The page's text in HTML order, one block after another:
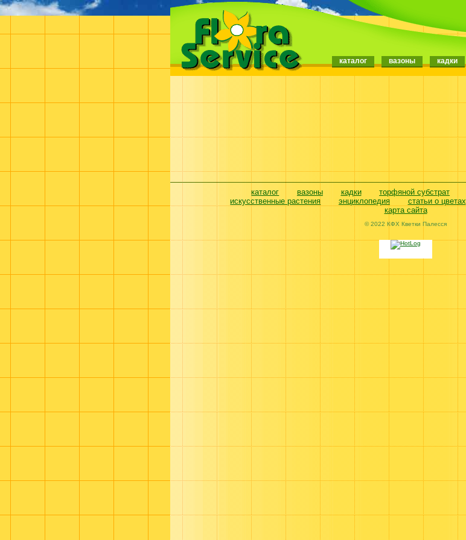
каталог вазоны кадки
каталог вазоны кадки торфяной субстрат
искусственные растения
энциклопедия статьи о цветах
карта сайта
© 2022 КФХ Кветки Палесся